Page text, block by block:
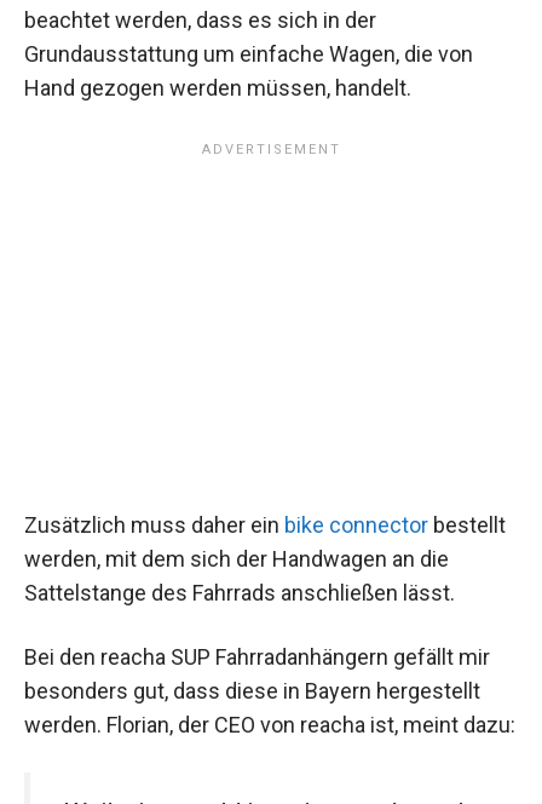
beachtet werden, dass es sich in der
Grundausstattung um einfache Wagen, die von
Hand gezogen werden müssen, handelt.
Zusätzlich muss daher ein bike connector bestellt
werden, mit dem sich der Handwagen an die
Sattelstange des Fahrrads anschließen lässt.
Bei den reacha SUP Fahrradanhängern gefällt mir
besonders gut, dass diese in Bayern hergestellt
werden. Florian, der CEO von reacha ist, meint dazu: